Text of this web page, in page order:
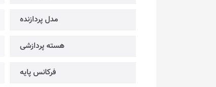
مدل پردازنده
هسته پردازشی
فرکانس پایه